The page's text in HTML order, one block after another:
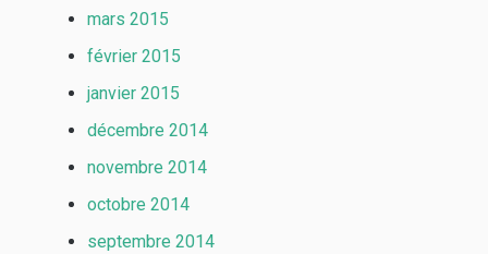
mars 2015
février 2015
janvier 2015
décembre 2014
novembre 2014
octobre 2014
septembre 2014